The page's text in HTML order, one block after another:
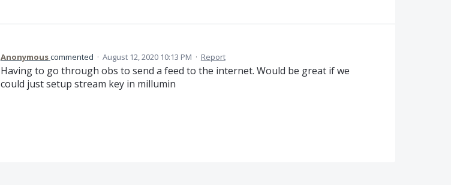
Anonymouscommented · August 12, 2020 10:13 PM · Report
Having to go through obs to send a feed to the internet. Would be great if we
could just setup stream key in millumin